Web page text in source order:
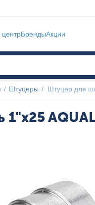
БрендыАкции
/ Штуцеры / Штуцер для